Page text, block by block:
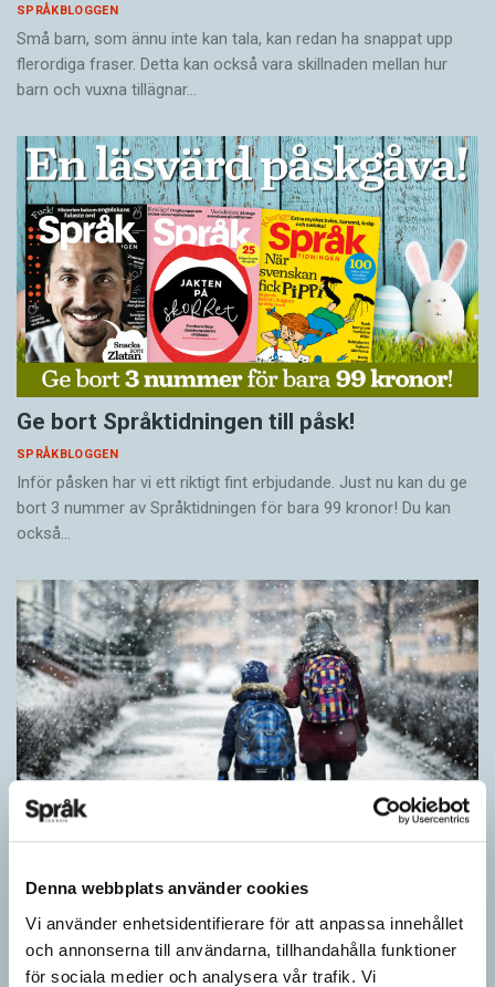
Denna webbplats använder cookies
Vi använder enhetsidentifierare för att anpassa innehållet
och annonserna till användarna, tillhandahålla funktioner
för sociala medier och analysera vår trafik. Vi
SPRÅKBLOGGEN
Små barn, som ännu inte kan tala, kan redan ha snappat upp
flerordiga fraser. Detta kan också vara skillnaden mellan hur
barn och vuxna tillägnar…
Ge bort Språktidningen till påsk!
SPRÅKBLOGGEN
Inför påsken har vi ett riktigt fint erbjudande. Just nu kan du ge
bort 3 nummer av Språktidningen för bara 99 kronor! Du kan
också…
Särskolan byter namn
SPRÅKBLOGGEN
Grundsärskola byter namn till anpassad grundskola och